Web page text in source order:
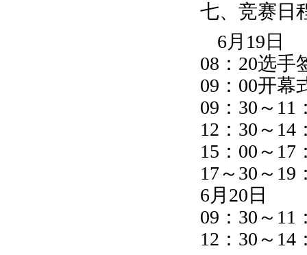
七、竞赛日
6月19日
08：20选手
09：00开幕
09：30～11
12：30～14
15：00～17
17～30～19
6月20日
09：30～11
12：30～14